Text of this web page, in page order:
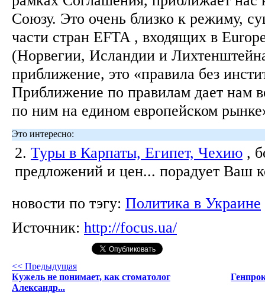
Союзу. Это очень близко к режиму,
части стран EFTA , входящих в
(Норвегии, Исландии и
приближение, это «правила без
Приближение по правилам дает нам
по ним на едином европейском
Это интересно:
2. Туры в Карпаты, Египет, Чехию ,
предложений и цен... порадует Ваш
новости по тэгу: Политика в Украине
Источник: http://focus.ua/
<< Предыдущая
Кужель не понимает, как стоматолог
Александр...